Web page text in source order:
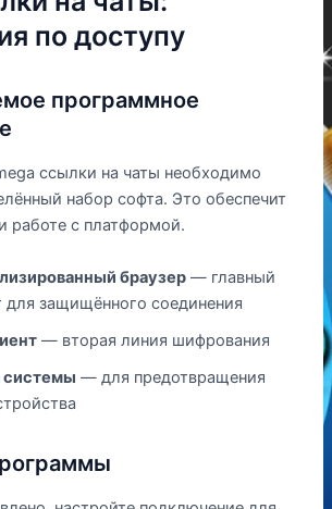
по доступу
программное
ссылки на чаты необходимо
набор софта. Это обеспечит
работе с платформой.
браузер — главный
для защищённого соединения
— вторая линия шифрования
— для предотвращения